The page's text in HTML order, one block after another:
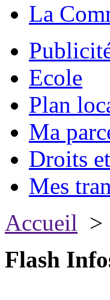
La
Ecole
Plan
Ma
Droits
Mes
Accueil >
Flash